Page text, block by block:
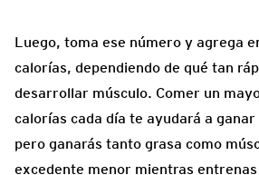
Luego, toma ese número y agrega
calorías, dependiendo de qué tan
desarrollar músculo. Comer un
calorías cada día te ayudará a
pero ganarás tanto grasa como
excedente menor mientras